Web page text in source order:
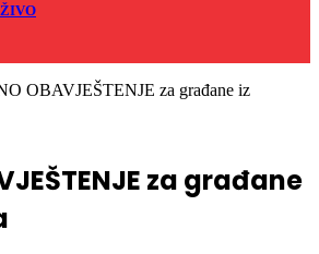
OBAVJEŠTENJE za građane iz
za građane